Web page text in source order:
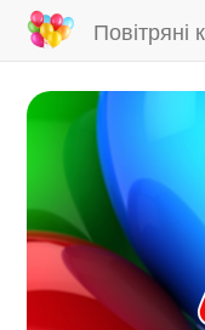
Повітряні
Main
navigation
User
account
menu